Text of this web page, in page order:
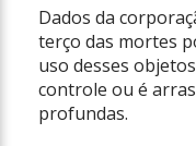
Dados da
terço das mortes
uso desses
controle ou é
profundas.